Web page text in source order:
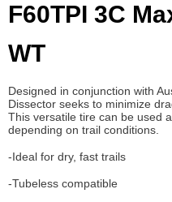
F60TPI 3C
WT
Designed in conjunction with
Dissector seeks to minimize
This versatile tire can be used
depending on trail conditions.
-Ideal for dry, fast trails
-Tubeless compatible